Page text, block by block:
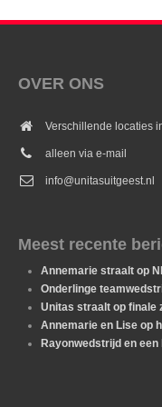
OVER ONS
Verschillende locaties
alleen via e-mail
info@unitasuitgeest.nl
Meest recente
Annemarie straalt op
Onderlinge
Unitas straalt op finale
Annemarie en Lise op
Rayonwedstrijd en